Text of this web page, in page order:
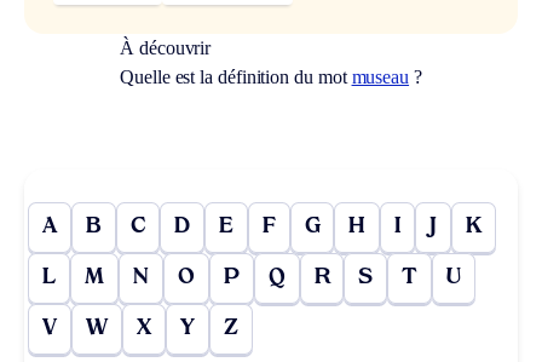
À découvrir
Quelle est la définition du mot museau ?
A B C D E F G H I J K
L M N O P Q R S T U
V W X Y Z